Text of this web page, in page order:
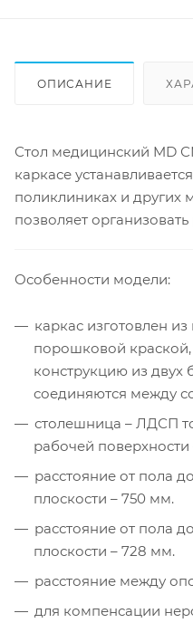
ОПИСАНИЕ
Стол медицинский MD
каркасе
поликлиниках и других
позволяет
Особенности модели:
каркас изготовлен
порошковой краской,
конструкцию из двух
соединяются между
столешница – ЛДСП
рабочей
расстояние от пола
плоскости – 750 мм.
расстояние от пола
плоскости – 728 мм.
расстояние между
для компенсации